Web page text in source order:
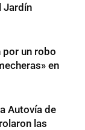
Jardín
por un robo
en
Autovía de
las